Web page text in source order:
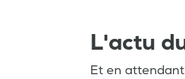
L'actu
Et en